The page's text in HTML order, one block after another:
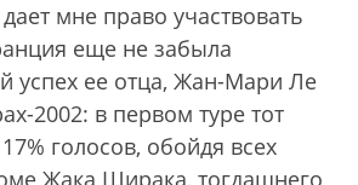
мне право участвовать
еще не забыла
ее отца, Жан-Мари Ле
2002: в первом туре тот
голосов, обойдя всех